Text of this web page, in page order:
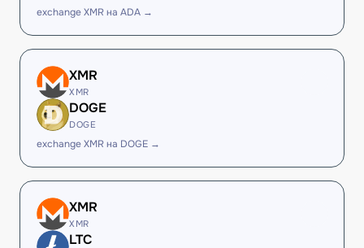
exchange XMR на ADA →
XMR
XMR
DOGE
DOGE
exchange XMR на DOGE →
XMR
XMR
LTC